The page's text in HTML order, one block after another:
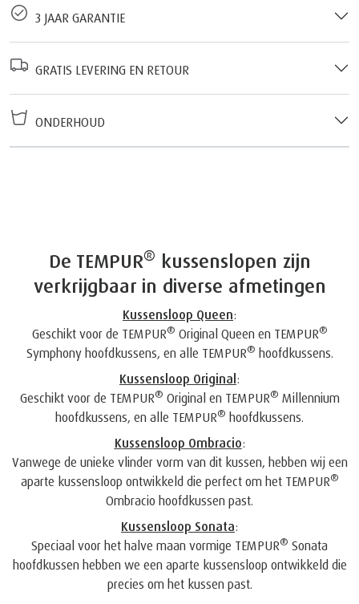
3 JAAR GARANTIE
GRATIS LEVERING EN RETOUR
ONDERHOUD
De TEMPUR® kussenslopen zijn
verkrijgbaar in diverse afmetingen
Kussensloop Queen:
Geschikt voor de TEMPUR® Original Queen en TEMPUR®
Symphony hoofdkussens, en alle TEMPUR® hoofdkussens.
Kussensloop Original :
Geschikt voor de TEMPUR® Original en TEMPUR® Millennium
hoofdkussens, en alle TEMPUR® hoofdkussens.
Kussensloop Ombracio:
Vanwege de unieke vlinder vorm van dit kussen, hebben wij een
aparte kussensloop ontwikkeld die perfect om het TEMPUR®
Ombracio hoofdkussen past.
Kussensloop Sonata:
Speciaal voor het halve maan vormige TEMPUR® Sonata
hoofdkussen hebben we een aparte kussensloop ontwikkeld die
precies om het kussen past.